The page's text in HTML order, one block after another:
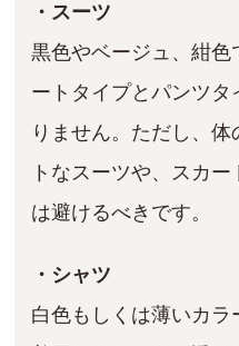
・スーツ
黒色やベージュ、紺色
ートタイプとパンツ
りません。ただし、
トなスーツや、スカ
は避けるべきです。
・シャツ
白色もしくは薄いカ